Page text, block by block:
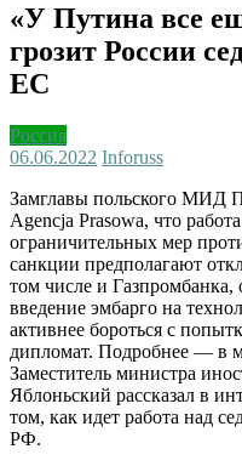
«У Путина все
грозит России
ЕС
Россия
06.06.2022 Inforuss
Замглавы польского МИД
Agencja Prasowa, что
ограничительных мер
санкции предполагают
том числе и
введение эмбарго на
активнее бороться с
дипломат. Подробнее — в
Заместитель министра
Яблоньский рассказал в
том, как идет работа над
РФ.